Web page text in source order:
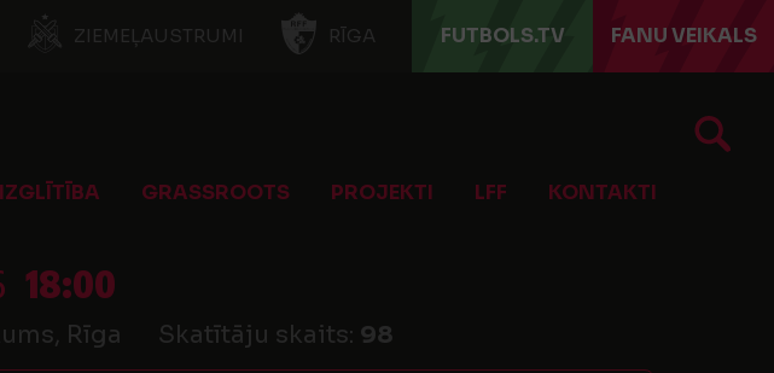
ZIEMEĻAUSTRUMI RĪGA FUTBOLS.TV FANU VEIKALS
IZGLĪTĪBA GRASSROOTS PROJEKTI LFF KONTAKTI
18:00
Rīga Skatītāju skaits: 98